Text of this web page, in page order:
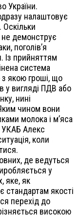
України.
налаштовує
Оскільки
не демонструє
поголів’я
Із прийняттям
система
з якою гроші, що
у вигляді ПДВ або
нині
чином вони
молока і м’яса
УКАБ Алекс
коли
де ведуться
у
яке, як
стандартам якості
перехід до
високою